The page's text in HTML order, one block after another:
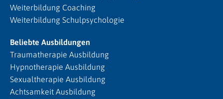
Weiterbildung Coaching
Weiterbildung Schulpsychologie
Beliebte Ausbildungen
Traumatherapie Ausbildung
Hypnotherapie Ausbildung
Sexualtherapie Ausbildung
Achtsamkeit Ausbildung